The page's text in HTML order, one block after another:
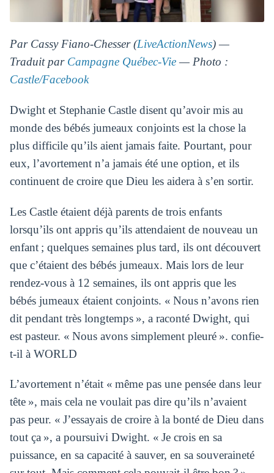
Par Cassy Fiano-Chesser (LiveActionNews) —
Traduit par Campagne Québec-Vie— Photo :
Castle/Facebook
Dwight et Stephanie Castle disent qu’avoir mis au
monde des bébés jumeaux conjoints est la chose la
plus difficile qu’ils aient jamais faite. Pourtant, pour
eux, l’avortement n’a jamais été une option, et ils
continuent de croire que Dieu les aidera à s’en sortir.
Les Castle étaient déjà parents de trois enfants
lorsqu’ils ont appris qu’ils attendaient de nouveau un
enfant ; quelques semaines plus tard, ils ont découvert
que c’étaient des bébés jumeaux. Mais lors de leur
rendez-vous à 12 semaines, ils ont appris que les
bébés jumeaux étaient conjoints. « Nous n’avons rien
dit pendant très longtemps », a raconté Dwight, qui
est pasteur. « Nous avons simplement pleuré ». confie-
t-il à WORLD
L’avortement n’était « même pas une pensée dans leur
tête », mais cela ne voulait pas dire qu’ils n’avaient
pas peur. « J’essayais de croire à la bonté de Dieu dans
tout ça », a poursuivi Dwight. « Je crois en sa
puissance, en sa capacité à sauver, en sa souveraineté